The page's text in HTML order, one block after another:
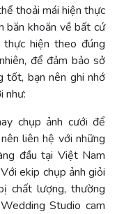
thoải mái hiện thực
băn khoăn về bất cứ
hiện theo đúng
để đảm bảo sở
tốt, bạn nên ghi nhớ
như:
chụp ảnh cưới để
liên hệ với những
đầu tại Việt Nam
ekip chụp ảnh giỏi
chất lượng, thường
Studio cam